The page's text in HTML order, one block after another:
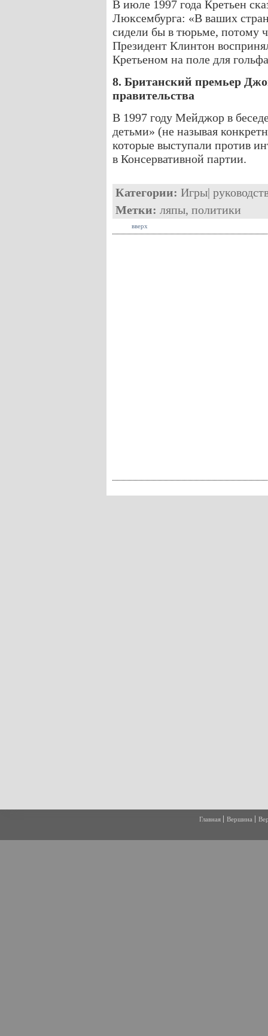
В июле 1997 года Кретьен
Люксембурга: «В ваших
сидели бы в тюрьме, потому
Президент Клинтон
Кретьеном на поле для
8. Британский премьер
правительства
В 1997 году Мейджор в
детьми» (не называя
которые выступали против
в Консервативной партии.
Категории: Игры|
Метки: ляпы, политики
вверх
Главная Вершина